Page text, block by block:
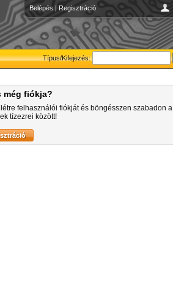
Belépés | Regisztráció
Típus/Kifejezés:
még fiókja?
létre felhasználói fiókját és böngésszen szabadon a
tízezrei között!